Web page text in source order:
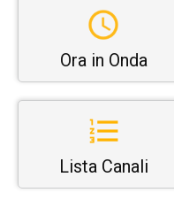
Ora in Onda
Lista Canali